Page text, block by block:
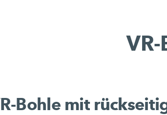
Bohle mit